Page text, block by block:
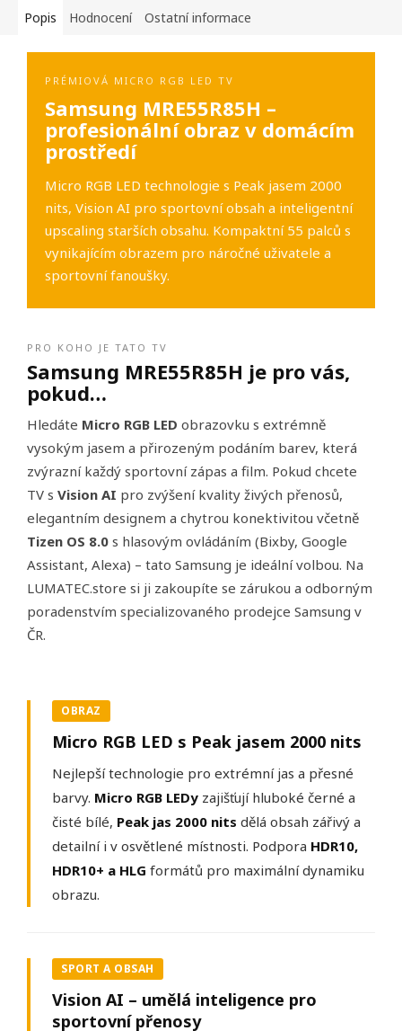
Popis Hodnocení Ostatní informace
PRÉMIOVÁ MICRO RGB LED TV
Samsung MRE55R85H –
profesionální obraz v domácím
prostředí
Micro RGB LED technologie s Peak jasem 2000
nits, Vision AI pro sportovní obsah a inteligentní
upscaling starších obsahu. Kompaktní 55 palců s
vynikajícím obrazem pro náročné uživatele a
sportovní fanoušky.
PRO KOHO JE TATO TV
Samsung MRE55R85H je pro vás,
pokud…
Hledáte Micro RGB LED obrazovku s extrémně
vysokým jasem a přirozeným podáním barev, která
zvýrazní každý sportovní zápas a film. Pokud chcete
TV s Vision AI pro zvýšení kvality živých přenosů,
elegantním designem a chytrou konektivitou včetně
Tizen OS 8.0 s hlasovým ovládáním (Bixby, Google
Assistant, Alexa) – tato Samsung je ideální volbou. Na
LUMATEC.store si ji zakoupíte se zárukou a odborným
poradenstvím specializovaného prodejce Samsung v
ČR.
OBRAZ
Micro RGB LED s Peak jasem 2000 nits
Nejlepší technologie pro extrémní jas a přesné
barvy. Micro RGB LEDy zajišťují hluboké černé a
čisté bílé, Peak jas 2000 nits dělá obsah zářivý a
detailní i v osvětlené místnosti. Podpora HDR10,
HDR10+ a HLG formátů pro maximální dynamiku
obrazu.
SPORT A OBSAH
Vision AI – umělá inteligence pro
sportovní přenosy